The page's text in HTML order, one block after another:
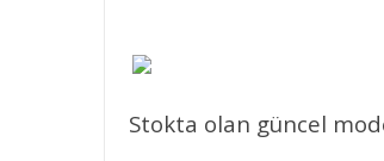
Stokta olan güncel